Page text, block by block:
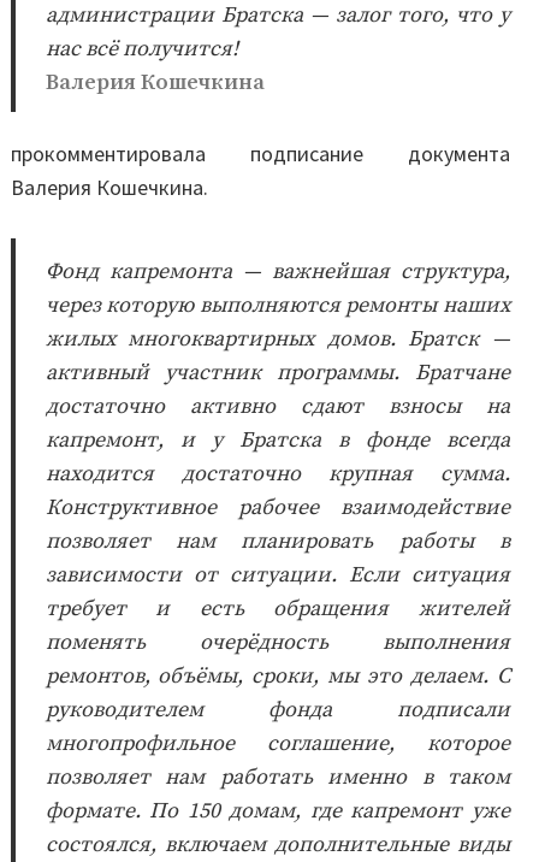
администрации Братска — залог того, что у
нас всё получится!
Валерия Кошечкина
прокомментировала подписание документа
Валерия Кошечкина.
Фонд капремонта — важнейшая структура,
через которую выполняются ремонты наших
жилых многоквартирных домов. Братск —
активный участник программы. Братчане
достаточно активно сдают взносы на
капремонт, и у Братска в фонде всегда
находится достаточно крупная сумма.
Конструктивное рабочее взаимодействие
позволяет нам планировать работы в
зависимости от ситуации. Если ситуация
требует и есть обращения жителей
поменять очерёдность выполнения
ремонтов, объёмы, сроки, мы это делаем. С
руководителем фонда подписали
многопрофильное соглашение, которое
позволяет нам работать именно в таком
формате. По 150 домам, где капремонт уже
состоялся, включаем дополнительные виды